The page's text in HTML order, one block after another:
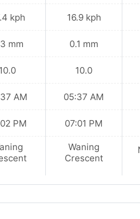
kph
mm
10.0
AM
PM
16.9 kph
0.1 mm
10.0
05:37 AM
07:01 PM
Waning
Crescent